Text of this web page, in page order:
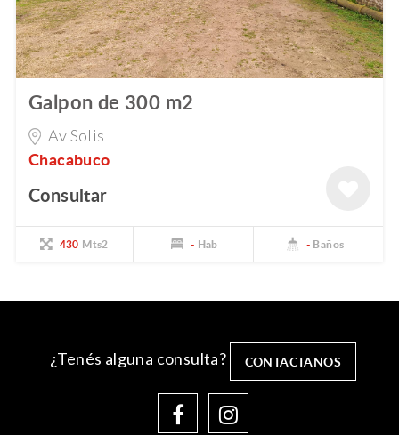
Galpon de 300 m2
Av Solis
Chacabuco
Consultar
430 Mts2 - Hab - Baños
¿Tenés alguna consulta? CONTACTANOS